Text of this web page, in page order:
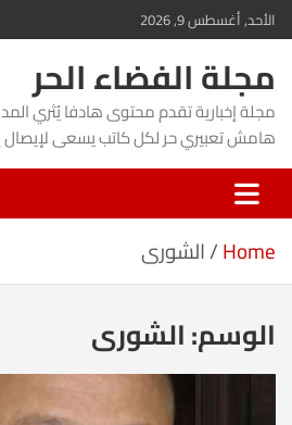
Skip
to
content
الأحد, أغسطس 9, 2026
مجلة الفضاء الحر
مجلة إخبارية تقدم محتوى هادفا يُثري
هامش تعبيري حر لكل كاتب يسعى لإيصال
Home الشورى
الوسم:الشورى